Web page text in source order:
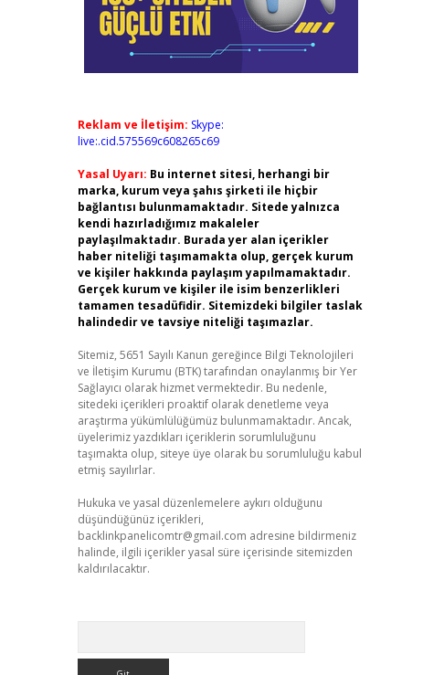
Reklam ve İletişim: Skype:
live:.cid.575569c608265c69
Yasal Uyarı: Bu internet sitesi, herhangi bir
marka, kurum veya şahıs şirketi ile hiçbir
bağlantısı bulunmamaktadır. Sitede yalnızca
kendi hazırladığımız makaleler
paylaşılmaktadır. Burada yer alan içerikler
haber niteliği taşımamakta olup, gerçek kurum
ve kişiler hakkında paylaşım yapılmamaktadır.
Gerçek kurum ve kişiler ile isim benzerlikleri
tamamen tesadüfidir. Sitemizdeki bilgiler taslak
halindedir ve tavsiye niteliği taşımazlar.
Sitemiz, 5651 Sayılı Kanun gereğince Bilgi Teknolojileri
ve İletişim Kurumu (BTK) tarafından onaylanmış bir Yer
Sağlayıcı olarak hizmet vermektedir. Bu nedenle,
sitedeki içerikleri proaktif olarak denetleme veya
araştırma yükümlülüğümüz bulunmamaktadır. Ancak,
üyelerimiz yazdıkları içeriklerin sorumluluğunu
taşımakta olup, siteye üye olarak bu sorumluluğu kabul
etmiş sayılırlar.
Hukuka ve yasal düzenlemelere aykırı olduğunu
düşündüğünüz içerikleri,
backlinkpanelicomtr@gmail.com adresine bildirmeniz
halinde, ilgili içerikler yasal süre içerisinde sitemizden
kaldırılacaktır.